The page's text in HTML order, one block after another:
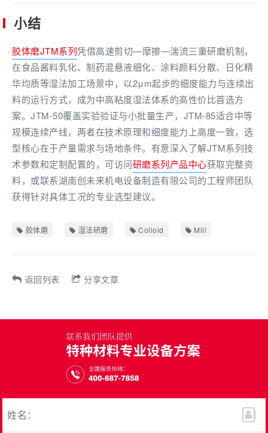
小结
胶体磨JTM系列凭借高速剪切—摩擦—湍流三重研磨机制，
在食品酱料乳化、制药混悬液细化、涂料颜料分散、日化精
华均质等湿法加工场景中，以2μm起步的细度能力与连续出
料的运行方式，成为中高粘度湿法体系的高性价比首选方
案。JTM-50覆盖实验验证与小批量生产，JTM-85适合中等
规模连续产线，两者在技术原理和细度能力上高度一致，选
型核心在于产量需求与场地条件。有意深入了解JTM系列技
术参数和定制配置的，可访问研磨系列产品中心获取完整资
料，或联系湖南创未来机电设备制造有限公司的工程师团队
获得针对具体工况的专业选型建议。
胶体磨 湿法研磨 Colloid Mill
返回列表 分享文章